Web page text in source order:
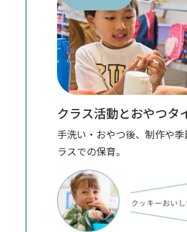
クラス活動とおやつタ
手洗い・おやつ後、制作や
ラスでの保育。